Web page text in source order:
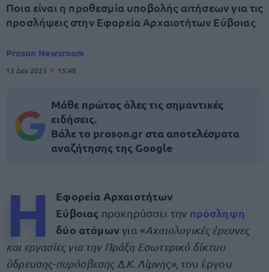
Ποια είναι η προθεσμία υποβολής αιτήσεων για τις
προσλήψεις στην Εφορεία Αρχαιοτήτων Εύβοιας
Proson Newsroom
13 Δεκ 2023 15:48
Μάθε πρώτος όλες τις σημαντικές
ειδήσεις.
Βάλε το proson.gr στα αποτελέσματα
αναζήτησης της Google
Η
Εφορεία Αρχαιοτήτων
Εύβοιας προκηρύσσει την πρόσληψη
δύο ατόμωνγια «Αχαιολογικές έρευνες
και εργασίες για την Πράξη Εσωτερικό δίκτυο
ύδρευσης-πυρόσβεσης Δ.Κ. Λίμνης», του έργου